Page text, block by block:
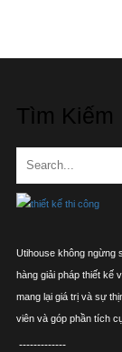
Tìm Kiếm
Utihouse không ngừng
hàng giải pháp thiết kế
mang lại giá trị và sự
viên và góp phần tích
-------------